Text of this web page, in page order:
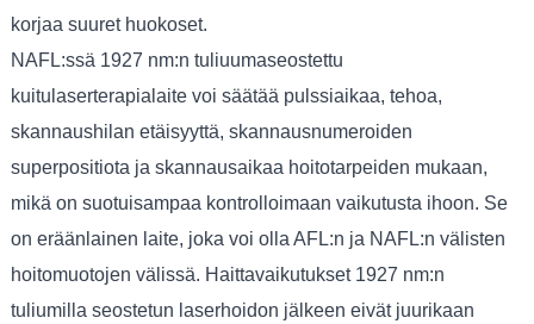
korjaa suuret huokoset.
NAFL:ssä 1927 nm:n tuliuumaseostettu
kuitulaserterapialaite voi säätää pulssiaikaa, tehoa,
skannaushilan etäisyyttä, skannausnumeroiden
superpositiota ja skannausaikaa hoitotarpeiden mukaan,
mikä on suotuisampaa kontrolloimaan vaikutusta ihoon. Se
on eräänlainen laite, joka voi olla AFL:n ja NAFL:n välisten
hoitomuotojen välissä. Haittavaikutukset 1927 nm:n
tuliumilla seostetun laserhoidon jälkeen eivät juurikaan